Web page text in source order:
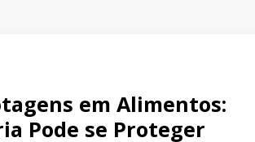
em Alimentos:
Pode se Proteger